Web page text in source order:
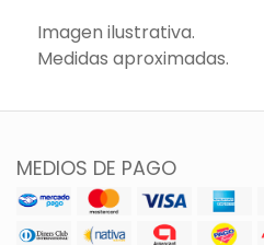
Imagen ilustrativa.
Medidas aproximadas.
MEDIOS DE PAGO